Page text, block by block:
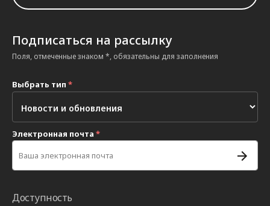
Подписаться на рассылку
Поля, отмеченные знаком *, обязательны для заполнения
Выбрать тип *
Электронная почта *
Доступность